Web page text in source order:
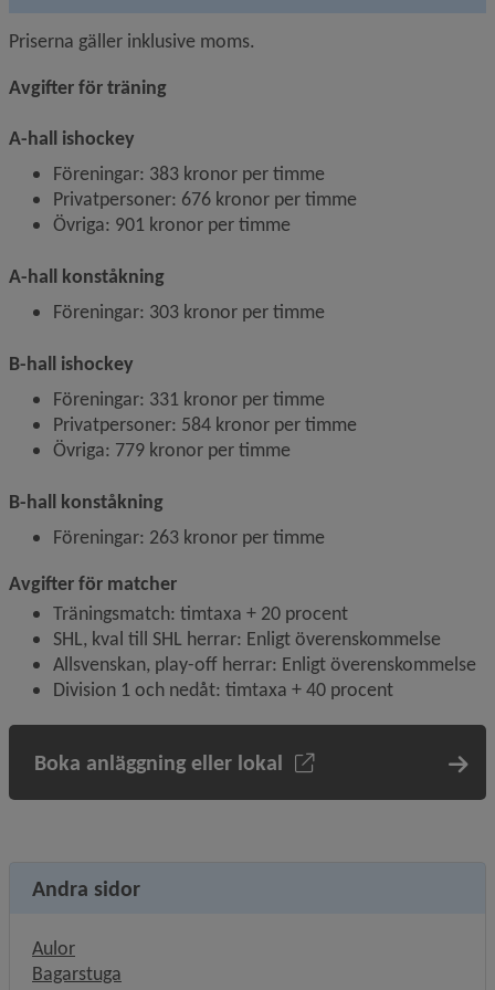
Priserna gäller inklusive moms.
Avgifter för träning
A-hall ishockey
Föreningar: 383 kronor per timme
Privatpersoner: 676 kronor per timme
Övriga: 901 kronor per timme
A-hall konståkning
Föreningar: 303 kronor per timme
B-hall ishockey
Föreningar: 331 kronor per timme
Privatpersoner: 584 kronor per timme
Övriga: 779 kronor per timme
B-hall konståkning
Föreningar: 263 kronor per timme
Avgifter för matcher
Träningsmatch: timtaxa + 20 procent
SHL, kval till SHL herrar: Enligt överenskommelse
Allsvenskan, play-off herrar: Enligt överenskommelse
Division 1 och nedåt: timtaxa + 40 procent
Boka anläggning eller lokal
Andra sidor
Aulor
Bagarstuga